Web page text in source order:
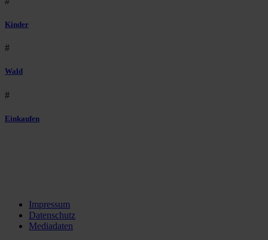
Kinder
#
Wald
#
Einkaufen
Impressum
Datenschutz
Mediadaten